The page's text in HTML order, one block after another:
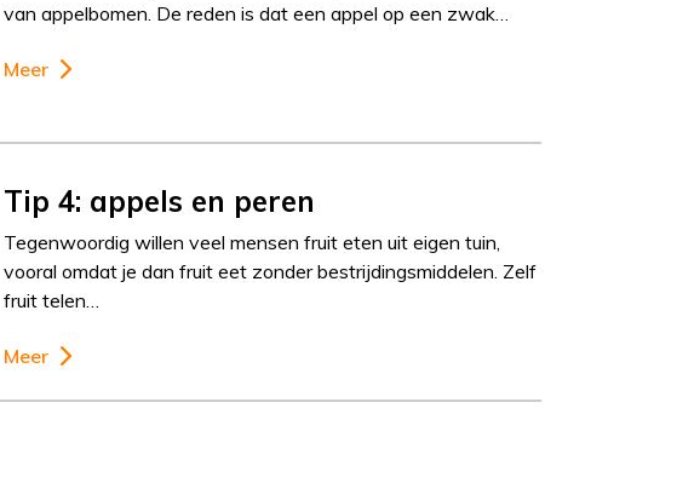
van appelbomen. De reden is dat een appel op een zwak…
Meer
Tip 4: appels en peren
Tegenwoordig willen veel mensen fruit eten uit eigen tuin,
vooral omdat je dan fruit eet zonder bestrijdingsmiddelen. Zelf
fruit telen…
Meer